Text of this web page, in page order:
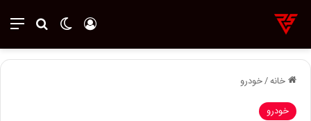
تغییر پوسته ورود
خانه/خودرو
خودرو